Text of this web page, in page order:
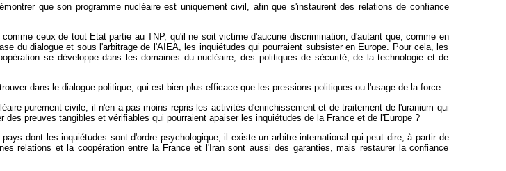
que son programme nucléaire est uniquement civil, afin que s'instaurent des relations de confiance
ceux de tout Etat partie au TNP, qu'il ne soit victime d'aucune discrimination, d'autant que, comme en
du dialogue et sous l'arbitrage de l'AIEA, les inquiétudes qui pourraient subsister en Europe. Pour cela, les
se développe dans les domaines du nucléaire, des politiques de sécurité, de la technologie et de
dans le dialogue politique, qui est bien plus efficace que les pressions politiques ou l'usage de la force.
purement civile, il n'en a pas moins repris les activités d'enrichissement et de traitement de l'uranium qui
preuves tangibles et vérifiables qui pourraient apaiser les inquiétudes de la France et de l'Europe ?
dont les inquiétudes sont d'ordre psychologique, il existe un arbitre international qui peut dire, à partir de
relations et la coopération entre la France et l'Iran sont aussi des garanties, mais restaurer la confiance